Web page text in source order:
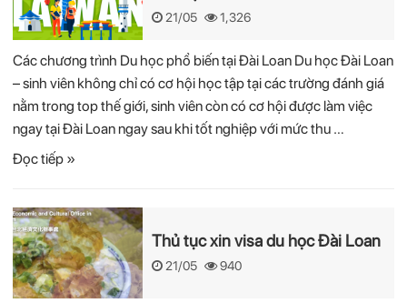
21/05 1,326
Các chương trình Du học phổ biến tại Đài Loan Du học Đài Loan
– sinh viên không chỉ có cơ hội học tập tại các trường đánh giá
nằm trong top thế giới, sinh viên còn có cơ hội được làm việc
ngay tại Đài Loan ngay sau khi tốt nghiệp với mức thu …
Đọc tiếp »
Thủ tục xin visa du học Đài Loan
21/05 940